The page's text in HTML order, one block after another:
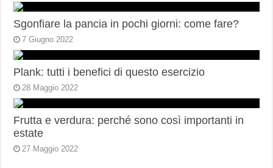
Sgonfiare la pancia in pochi giorni: come fare?
7 Giugno 2022
Plank: tutti i benefici di questo esercizio
28 Maggio 2022
Frutta e verdura: perché sono così importanti in
estate
27 Maggio 2022